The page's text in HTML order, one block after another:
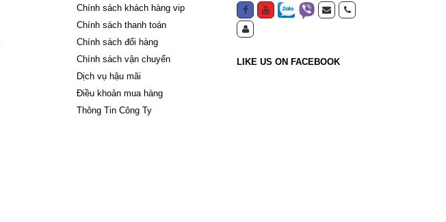
Chính sách khách hàng vip
Chính sách thanh toán
Chính sách đổi hàng
Chính sách vận chuyển
Dịch vụ hậu mãi
Điều khoản mua hàng
Thông Tin Công Ty
LIKE US ON FACEBOOK